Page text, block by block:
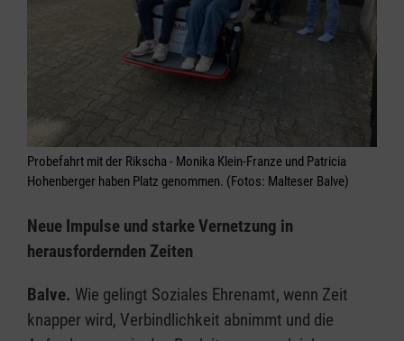
Probefahrt mit der Rikscha - Monika Klein-Franze und Patricia
Hohenberger haben Platz genommen. (Fotos: Malteser Balve)
Neue Impulse und starke Vernetzung in
herausfordernden Zeiten
Balve. Wie gelingt Soziales Ehrenamt, wenn Zeit
knapper wird, Verbindlichkeit abnimmt und die